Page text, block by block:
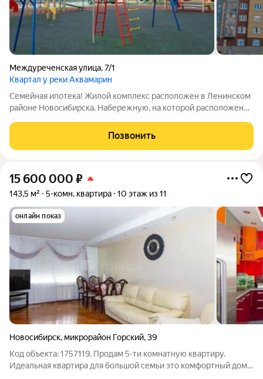
Междуреченская улица,7/1
Квартал у реки Аквамарин
Семейная ипотека! Жилой комплекс расположен в Ленинском
районе Новосибирска. Набережную, на которой расположен
отдыха прогулок и спорта. Такое преобразование берега
позволит жителям микрорайона
Позвонить
15 600 000 ₽
143,5 м² 5-комн. квартира 10 этаж из 11
онлайн показ
Новосибирск, микрорайон Горский,39
Код объекта: 1757119. Продам 5-ти комнатную квартиру.
Идеальная квартира для большой семьи это комфортный дом с